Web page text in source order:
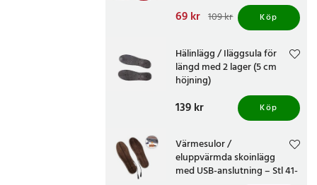
Nuvarande pris
Tidigare pris 109 kr
69 kr 109 kr Köp
Hälinlägg / Iläggsula för
längd med 2 lager (5 cm
höjning)
Pris :139 kr
139 kr Köp
Värmesulor /
eluppvärmda skoinlägg
med USB-anslutning – Stl 41-